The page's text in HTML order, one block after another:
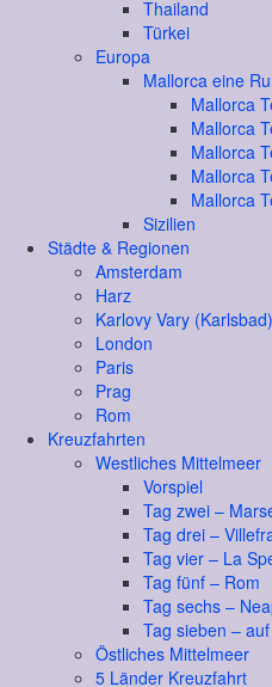
Thailand
Türkei
Europa
Mallorca eine
Mallorca
Mallorca
Mallorca
Mallorca
Mallorca
Sizilien
Städte & Regionen
Amsterdam
Harz
Karlovy Vary (Karlsbad)
London
Paris
Prag
Rom
Kreuzfahrten
Westliches Mittelmeer
Vorspiel
Tag zwei –
Tag drei –
Tag vier – La
Tag fünf – Rom
Tag sechs –
Tag sieben –
Östliches Mittelmeer
5 Länder Kreuzfahrt